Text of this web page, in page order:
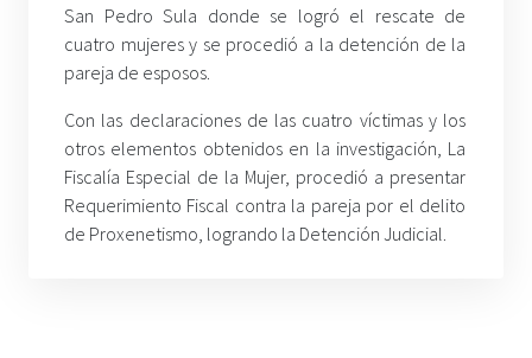
San Pedro Sula donde se logró el rescate de
cuatro mujeres y se procedió a la detención de la
pareja de esposos.
Con las declaraciones de las cuatro víctimas y los
otros elementos obtenidos en la investigación, La
Fiscalía Especial de la Mujer, procedió a presentar
Requerimiento Fiscal contra la pareja por el delito
de Proxenetismo, logrando la Detención Judicial.